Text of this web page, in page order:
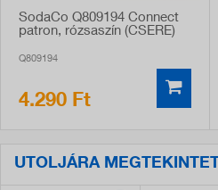
SodaCo Q809194 Connect
patron, rózsaszín (CSERE)
Q809194
4.290 Ft
UTOLJÁRA